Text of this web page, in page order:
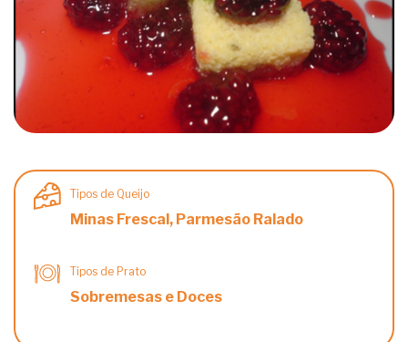
Tipos de Queijo
Minas Frescal, Parmesão Ralado
Tipos de Prato
Sobremesas e Doces